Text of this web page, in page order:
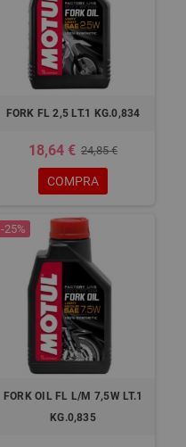
FORK FL 2,5 LT.1 KG.0,834
18,64 € 24,85 €
COMPRA
-25%
FORK OIL FL L/M 7,5W LT.1
KG.0,835